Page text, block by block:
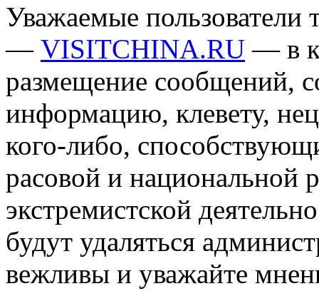
Уважаемые пользователи
— VISITCHINA.RU — в
размещение сообщений,
информацию, клевету,
кого-либо,
расовой и национальной
экстремистской
будут удаляться
вежливы и уважайте